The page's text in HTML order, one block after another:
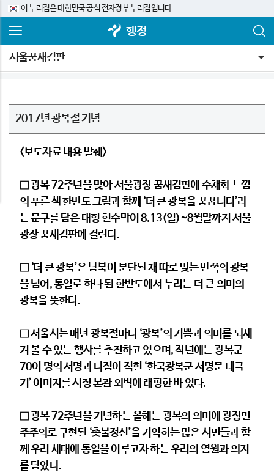
이 누리집은 대한민국 공식 전자정부 누리집입니다.
행정
서울꿈새김판
2017년 광복절 기념
<보도자료 내용 발췌>
□ 광복 72주년을 맞아 서울광장 꿈새김판에 수채화 느낌
의 푸른 색 한반도 그림과 함께 ‘더 큰 광복을 꿈꿉니다’라
는 문구를 담은 대형 현수막이 8.13(일)~8월말까지 서울
광장 꿈새김판에 걸린다.
□ ‘더 큰 광복’은 남북이 분단된 채 따로 맞는 반쪽의 광복
을 넘어, 통일로 하나 된 한반도에서 누리는 더 큰 의미의
광복을 뜻한다.
□ 서울시는 매년 광복절마다 ‘광복’의 기쁨과 의미를 되새
겨 볼 수 있는 행사를 추진하고 있으며, 작년에는 광복군
70여 명의 서명과 다짐이 적힌 ‘한국광복군 서명문 태극
기’ 이미지를 시청 본관 외벽에 래핑한 바 있다.
□ 광복 72주년을 기념하는 올해는 광복의 의미에 광장민
주주의로 구현된 ‘촛불정신’을 기억하는 많은 시민들과 함
께 우리 세대에 통일을 이루고자 하는 우리의 염원과 의지
를 담았다.